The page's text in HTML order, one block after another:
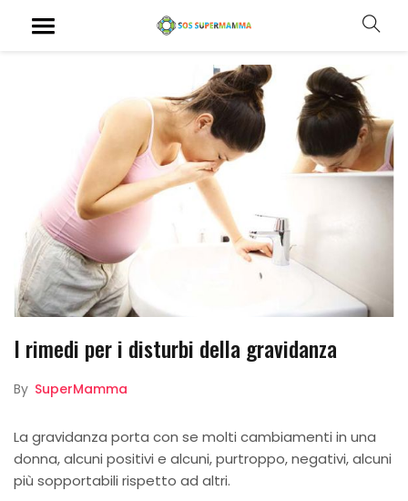
I rimedi per i disturbi della gravidanza
By SuperMamma
La gravidanza porta con se molti cambiamenti in una
donna, alcuni positivi e alcuni, purtroppo, negativi, alcuni
più sopportabili rispetto ad altri.